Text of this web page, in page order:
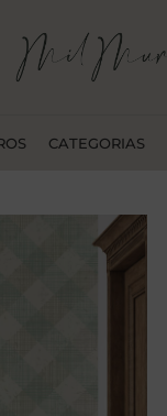
CATEGORIAS